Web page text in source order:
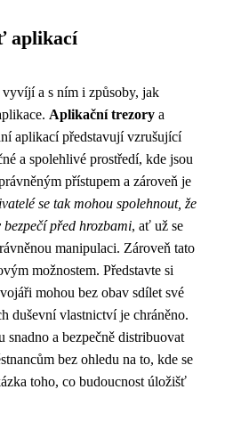
aplikací
vyvíjí a s ním i způsoby, jak
Aplikační trezory a
aplikací představují vzrušující
a spolehlivé prostředí, kde jsou
přístupem a zároveň je
se tak mohou spolehnout, že
před hrozbami, ať už se
manipulaci. Zároveň tato
možnostem. Představte si
mohou bez obav sdílet své
duševní vlastnictví je chráněno.
a bezpečně distribuovat
bez ohledu na to, kde se
toho, co budoucnost úložišť